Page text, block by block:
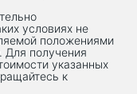
условиях не
положениями
Для получения
указанных
к